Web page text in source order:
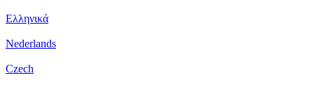
Ελληνικά
Nederlands
Czech